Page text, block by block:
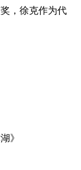
，徐克作为代
》